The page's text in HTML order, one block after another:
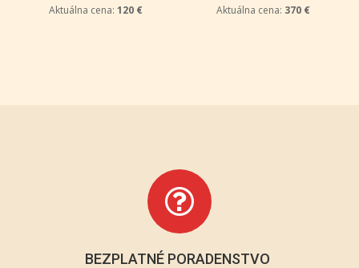
Aktuálna cena: 120 € Aktuálna cena: 370 €
BEZPLATNÉ PORADENSTVO